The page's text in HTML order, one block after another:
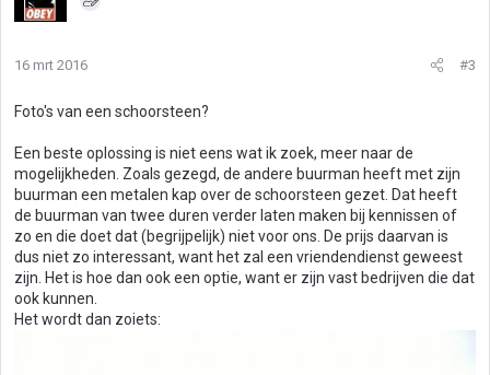
16 mrt 2016 #3
Foto's van een schoorsteen?
Een beste oplossing is niet eens wat ik zoek, meer naar de
mogelijkheden. Zoals gezegd, de andere buurman heeft met zijn
buurman een metalen kap over de schoorsteen gezet. Dat heeft
de buurman van twee duren verder laten maken bij kennissen of
zo en die doet dat (begrijpelijk) niet voor ons. De prijs daarvan is
dus niet zo interessant, want het zal een vriendendienst geweest
zijn. Het is hoe dan ook een optie, want er zijn vast bedrijven die dat
ook kunnen.
Het wordt dan zoiets: